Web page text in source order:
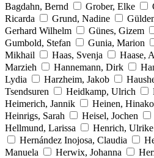
Bagdahn, Bernd
Grober, Elke
Ricarda
Grund, Nadine
Gerhard Wilhelm
Günes, Gizem
Gumbold, Stefan
Gunia, Marion
Mikhail
Haas, Svenja Haase,
Marzieh
Hannemann, Dirk
Lydia
Harzheim, Jakob
Tsendsuren
Heidkamp, Ulrich
Heimerich, Jannik
Heinen, Hinako
Heinrigs, Sarah
Heisel, Jochen
Hellmund, Larissa
Henrich,
Hernández Inojosa, Claudia
Manuela
Herwix, Johanna